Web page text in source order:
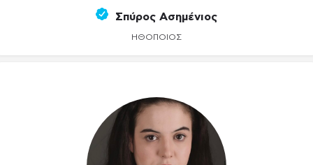
Σπύρος Ασημένιος
ΗΘΟΠΟΙΌΣ